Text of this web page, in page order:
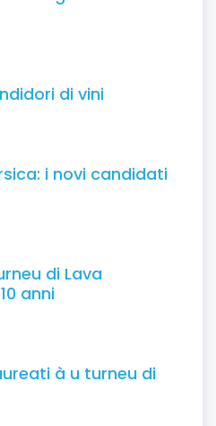
di vini
i novi candidati
di Lava
anni
à u turneu di